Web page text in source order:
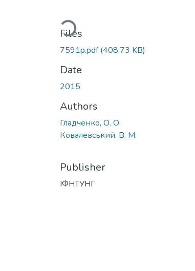
Loading...
Files
7591p.pdf(408.73 KB)
Date
2015
Authors
Гладченко, О. О.
Ковалевський, В. М.
Publisher
ІФНТУНГ